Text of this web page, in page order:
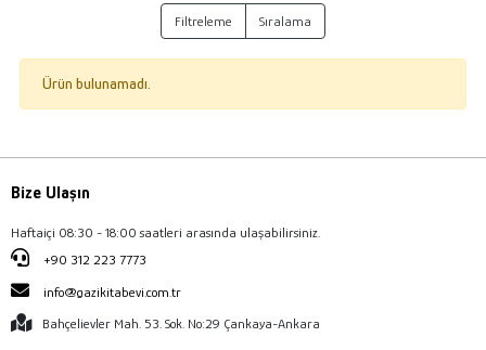
Filtreleme Sıralama
Ürün bulunamadı.
Bize Ulaşın
Haftaiçi 08:30 - 18:00 saatleri arasında ulaşabilirsiniz.
+90 312 223 7773
info@gazikitabevi.com.tr
Bahçelievler Mah. 53. Sok. No:29 Çankaya-Ankara